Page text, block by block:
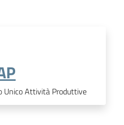
Unico Attività Produttive